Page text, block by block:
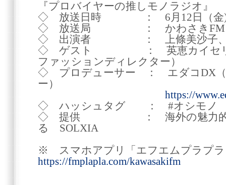
『プロバイヤーの推しモノラジオ』
◇ 放送日時 ： 6月12日（金)
◇ 放送局 ： かわさきFM
◇ 出演者 ： 上條美沙子、
◇ ゲスト ： 英恵カイセリリ
ファッションディレクター）
◇ プロデューサー ： エダコDX（
ー）
https://
◇ ハッシュタグ ： #オシモノ
◇ 提供 ： 海外の魅力的な商
る SOLXIA
※ スマホアプリ「エフエムプラプラ
https://fmplapla.com/kawasakifm